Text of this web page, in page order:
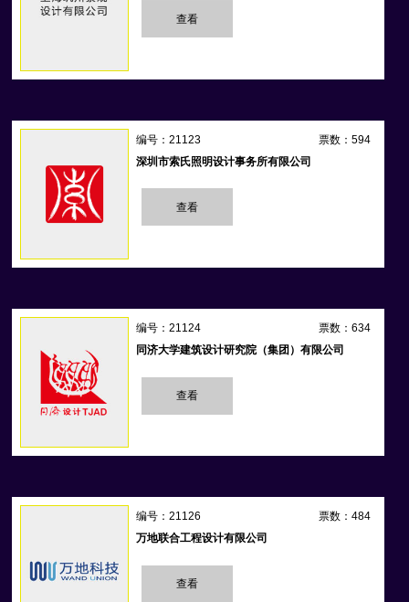
查看
票数：594
编号：21123
深圳市索氏照明设计事务所有限公司
查看
票数：634
编号：21124
同济大学建筑设计研究院（集团）有限公司
查看
票数：484
编号：21126
万地联合工程设计有限公司
查看